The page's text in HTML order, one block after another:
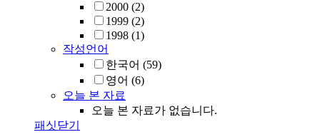
2000 (2)
1999 (2)
1998 (1)
작성언어
한국어 (59)
영어 (6)
오늘 본 자료
오늘 본 자료가 없습니다.
패싯닫기